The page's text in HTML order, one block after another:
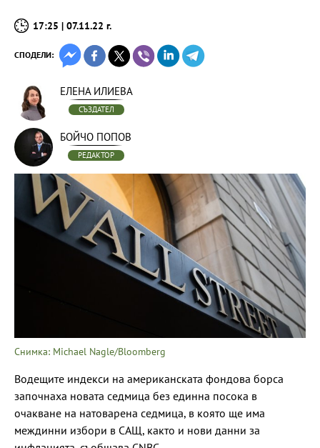
17:25 | 07.11.22 г.
СПОДЕЛИ:
ЕЛЕНА ИЛИЕВА
СЪЗДАТЕЛ
БОЙЧО ПОПОВ
РЕДАКТОР
Снимка: Michael Nagle/Bloomberg
Водещите индекси на американската фондова борса
започнаха новата седмица без единна посока в
очакване на натоварена седмица, в която ще има
междинни избори в САЩ, както и нови данни за